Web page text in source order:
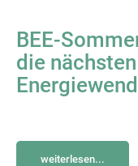
BEE-
die
weiterlesen...